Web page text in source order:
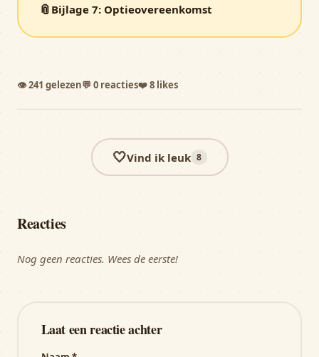
📎 Bijlage 7: Optieovereenkomst
👁241 gelezen💬 0 reacties❤️8 likes
🤍Vind ik leuk 8
Reacties
Nog geen reacties. Wees de eerste!
Laat een reactie achter